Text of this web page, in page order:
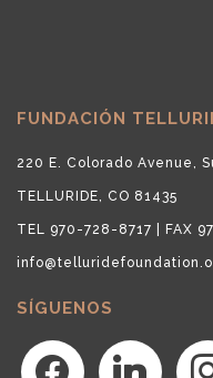
FUNDACIÓN
220 E. Colorado Avenue,
TELLURIDE, CO 81435
TEL 970-728-8717 | FAX
SÍGUENOS
facebook linkedin